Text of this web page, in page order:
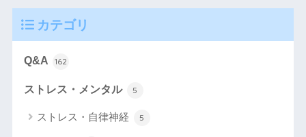
カテゴリ
Q&A 162
ストレス・メンタル 5
ストレス・自律神経 5